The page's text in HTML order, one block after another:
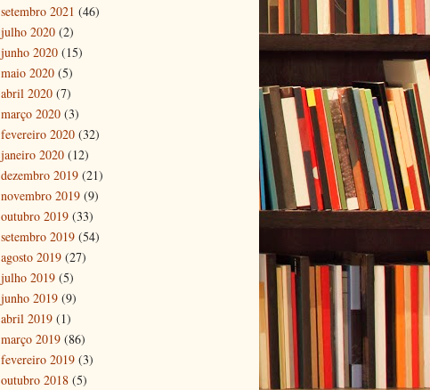
setembro 2021 (46)
julho 2020 (2)
junho 2020 (15)
maio 2020 (5)
abril 2020 (7)
março 2020 (3)
fevereiro 2020 (32)
janeiro 2020 (12)
dezembro 2019 (21)
novembro 2019 (9)
outubro 2019 (33)
setembro 2019 (54)
agosto 2019 (27)
julho 2019 (5)
junho 2019 (9)
abril 2019 (1)
março 2019 (86)
fevereiro 2019 (3)
outubro 2018 (5)